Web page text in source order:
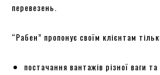
перевезень.
“Рабен” пропонує своїм клієнтам
постачання вантажів різної ваги та